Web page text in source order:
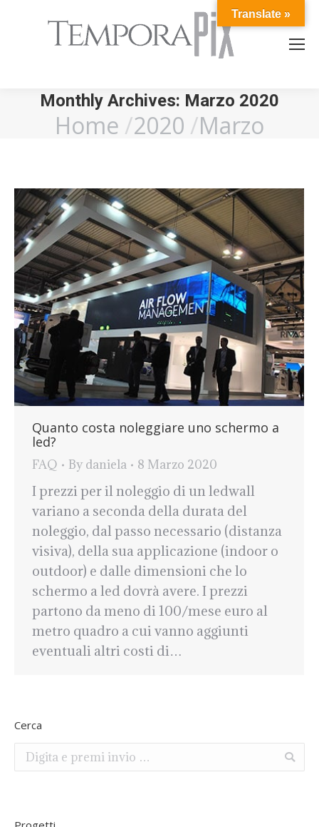
Monthly Archives: Marzo 2020
You are here:
Home 2020 Marzo
Quanto costa noleggiare uno schermo a
led?
FAQ Bydaniela 8 Marzo 2020
I prezzi per il noleggio di un ledwall
variano a seconda della durata del
noleggio, dal passo necessario (distanza
visiva), della sua applicazione (indoor o
outdoor) e dalle dimensioni che lo
schermo a led dovrà avere. I prezzi
partono da meno di 100/mese euro al
metro quadro a cui vanno aggiunti
eventuali altri costi di…
Cerca
Search:
Translate »